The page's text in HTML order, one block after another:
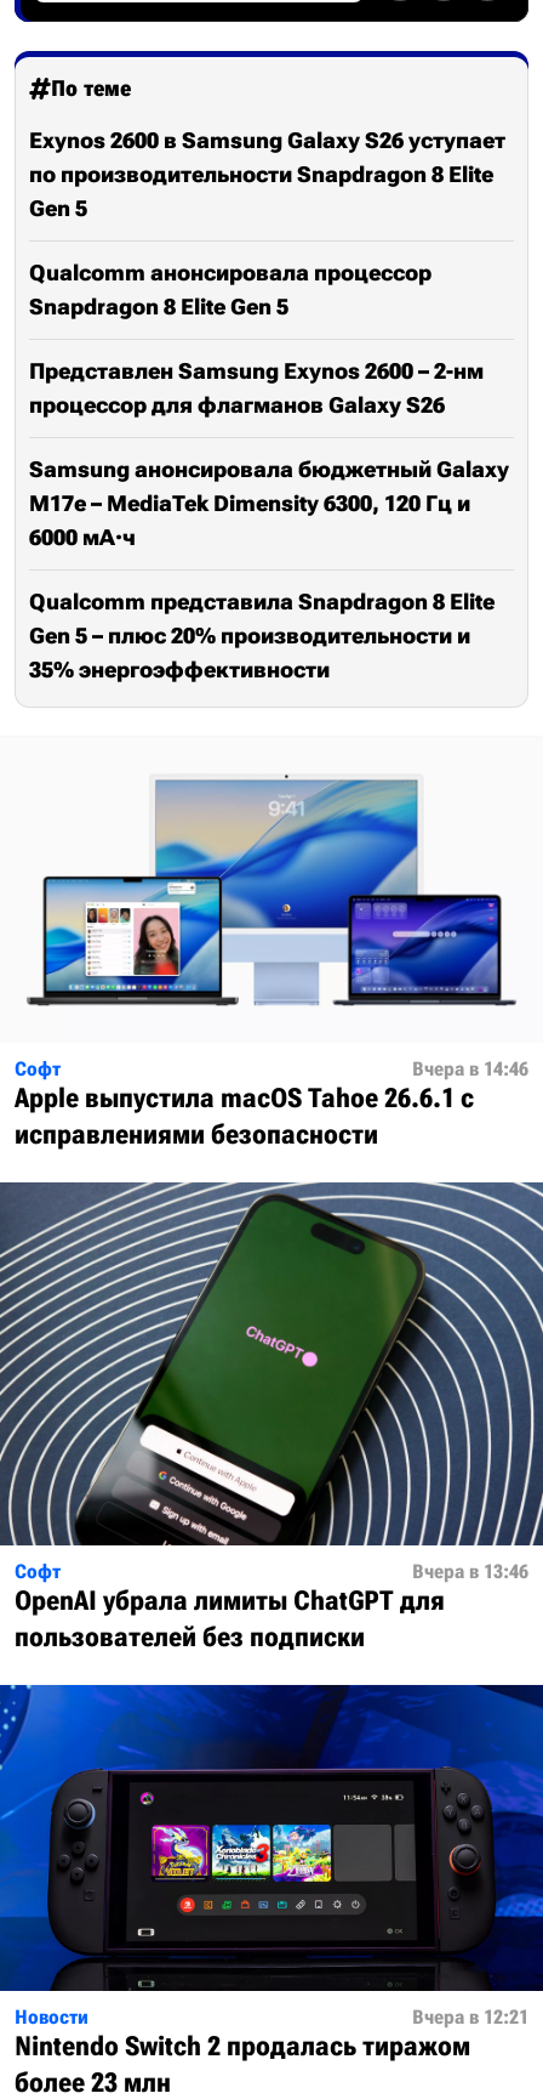
По теме
Exynos 2600 в Samsung Galaxy S26 уступает
по производительности Snapdragon 8 Elite
Gen 5
Qualcomm анонсировала процессор
Snapdragon 8 Elite Gen 5
Представлен Samsung Exynos 2600 – 2-нм
процессор для флагманов Galaxy S26
Samsung анонсировала бюджетный Galaxy
M17e – MediaTek Dimensity 6300, 120 Гц и
6000 мА·ч
Qualcomm представила Snapdragon 8 Elite
Gen 5 – плюс 20% производительности и
35% энергоэффективности
Софт Вчера в 14:46
Apple выпустила macOS Tahoe 26.6.1 с
исправлениями безопасности
Софт Вчера в 13:46
OpenAI убрала лимиты ChatGPT для
пользователей без подписки
Новости Вчера в 12:21
Nintendo Switch 2 продалась тиражом
более 23 млн